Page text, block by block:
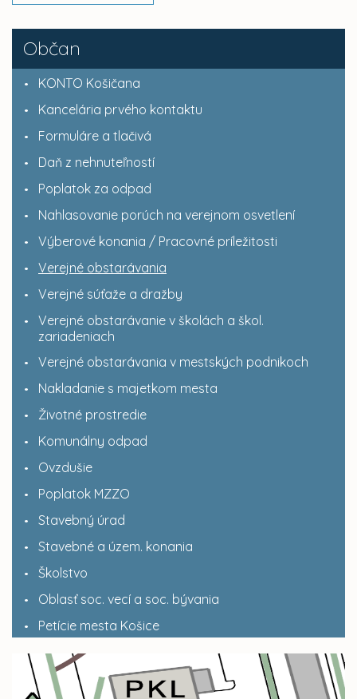
Občan
KONTO Košičana
Kancelária prvého kontaktu
Formuláre a tlačivá
Daň z nehnuteľností
Poplatok za odpad
Nahlasovanie porúch na verejnom osvetlení
Výberové konania / Pracovné príležitosti
Verejné obstarávania
Verejné súťaže a dražby
Verejné obstarávanie v školách a škol.
zariadeniach
Verejné obstarávania v mestských podnikoch
Nakladanie s majetkom mesta
Životné prostredie
Komunálny odpad
Ovzdušie
Poplatok MZZO
Stavebný úrad
Stavebné a územ. konania
Školstvo
Oblasť soc. vecí a soc. bývania
Petície mesta Košice